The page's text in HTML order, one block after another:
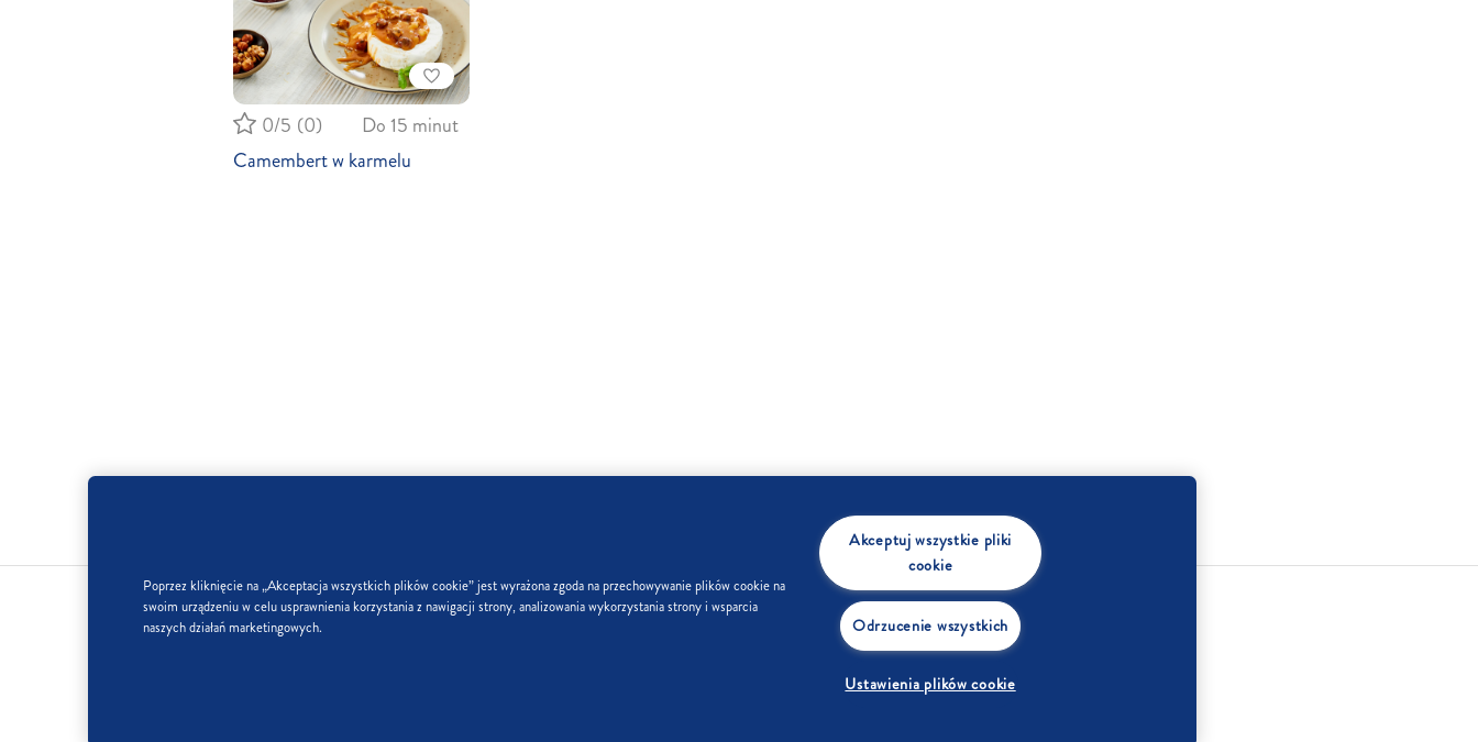
0/5 (0)
Do 15 minut
Camembert w karmelu
FIRMAFAQKONTAKT
Poprzez kliknięcie na „Akceptacja wszystkich plików cookie” jest wyrażona zgoda na przechowywanie plików cookie na
swoim urządzeniu w celu usprawnienia korzystania z nawigacji strony, analizowania wykorzystania strony i wsparcia
naszych działań marketingowych.
Akceptuj wszystkie pliki
cookie
Odrzucenie wszystkich
Ustawienia plików cookie